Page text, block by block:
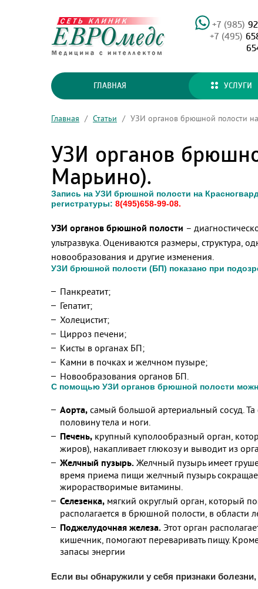
+7 (985)
+7 (495)
ГЛАВНАЯ УСЛУГИ
Главная / Статьи / УЗИ органов брюшной полости
УЗИ органов
Марьино).
Запись на УЗИ брюшной полости на
регистратуры: 8(495)658-99-08.
УЗИ органов брюшной полости –
ультразвука. Оцениваются размеры, структура,
новообразования и другие изменения.
УЗИ брюшной полости (БП) показано при
Панкреатит;
Гепатит;
Холецистит;
Цирроз печени;
Кисты в органах БП;
Камни в почках и желчном пузыре;
Новообразования органов БП.
С помощью УЗИ органов брюшной полости
Аорта, самый большой артериальный сосуд.
половину тела и ноги.
Печень, крупный куполообразный орган,
жиров), накапливает глюкозу и выводит из
Желчный пузырь. Желчный пузырь имеет
время приема пищи желчный пузырь
жирорастворимые витамины.
Селезенка, мягкий округлый орган, который
располагается в брюшной полости, в области
Поджелудочная железа. Этот орган
кишечник, помогают переваривать пищу.
запасы энергии
Если вы обнаружили у себя признаки